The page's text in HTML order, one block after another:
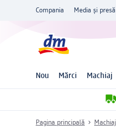
Compania Media și presă
Nou Mărci Machiaj
Pagina principală Machiaj